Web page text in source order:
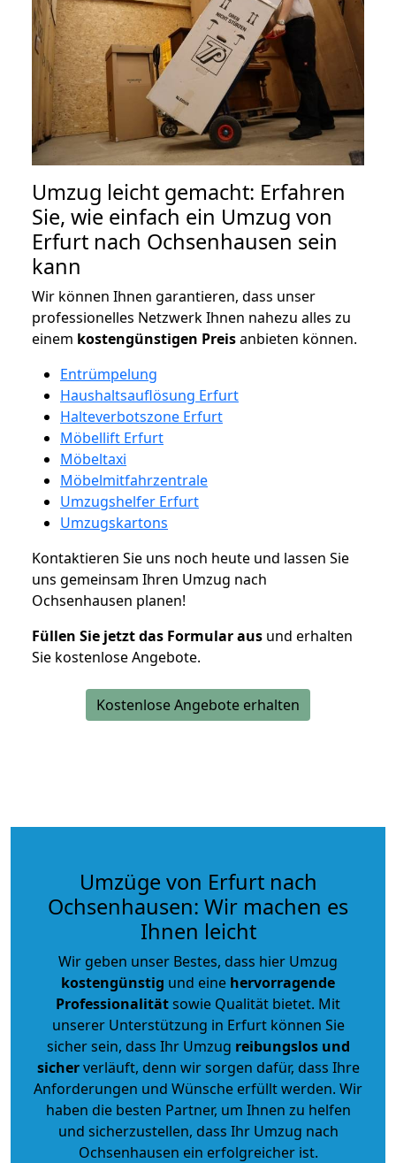
Umzug leicht gemacht: Erfahren
Sie, wie einfach ein Umzug von
Erfurt nach Ochsenhausen sein
kann
Wir können Ihnen garantieren, dass unser
professionelles Netzwerk Ihnen nahezu alles zu
einem kostengünstigen Preisanbieten können.
Entrümpelung
Haushaltsauflösung Erfurt
Halteverbotszone Erfurt
Möbellift Erfurt
Möbeltaxi
Möbelmitfahrzentrale
Umzugshelfer Erfurt
Umzugskartons
Kontaktieren Sie uns noch heute und lassen Sie
uns gemeinsam Ihren Umzug nach
Ochsenhausen planen!
Füllen Sie jetzt das Formular aus und erhalten
Sie kostenlose Angebote.
Kostenlose Angebote erhalten
Umzüge von Erfurt nach
Ochsenhausen: Wir machen es
Ihnen leicht
Wir geben unser Bestes, dass hier Umzug
kostengünstig und eine hervorragende
Professionalitätsowie Qualität bietet. Mit
unserer Unterstützung in Erfurt können Sie
sicher sein, dass Ihr Umzug reibungslos und
sicherverläuft, denn wir sorgen dafür, dass Ihre
Anforderungen und Wünsche erfüllt werden. Wir
haben die besten Partner, um Ihnen zu helfen
und sicherzustellen, dass Ihr Umzug nach
Ochsenhausen ein erfolgreicher ist.